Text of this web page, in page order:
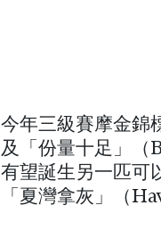
今年三級賽摩金錦
及「份量十足」（
有望誕生另一匹可
「夏灣拿灰」（